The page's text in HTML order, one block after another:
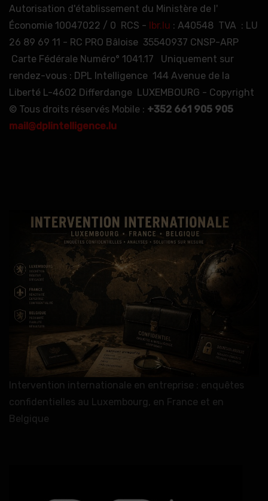
Autorisation d'établissement du Ministère de l'
Économie 10047022 / 0 RCS - lbr.lu : A40548 TVA : LU
26 89 69 11 - RC PRO Bâloise 35540937 CNSP-ARP
Carte Fédérale Numéro° 1041.17 Uniquement sur
rendez-vous : DPL Intelligence 144 Avenue de la
Liberté L-4602 Differdange LUXEMBOURG - Copyright
© Tous droits réservés Mobile : +352 661 905 905
mail@dplintelligence.lu
Intervention internationale en entreprise : enquêtes
confidentielles au Luxembourg, en France et en
Belgique